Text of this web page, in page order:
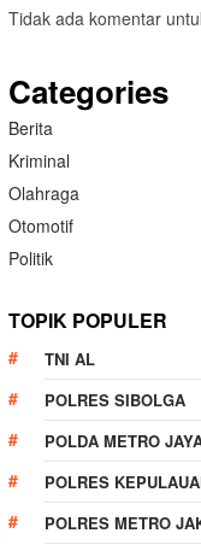
Tidak ada komentar
Categories
Berita
Kriminal
Olahraga
Otomotif
Politik
TOPIK POPULER
TNI AL
POLRES SIBOLGA
POLDA METRO
POLRES
POLRES METRO